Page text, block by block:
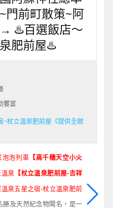
前町散策~阿
♨️百選飯店～
肥前屋♨️
饗宴
~杖立溫泉肥前屋《提供全館
泡泡列車 【高千穗天空小火
泉 【杖立溫泉肥前屋-吉祥
泉五星之宿-杖立溫泉肥前
勝及天然紀念物聞名，是一